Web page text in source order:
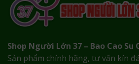
Shop Người Lớn 37 – Bao Cao Su
Sản phẩm chính hãng, tư vấn kín